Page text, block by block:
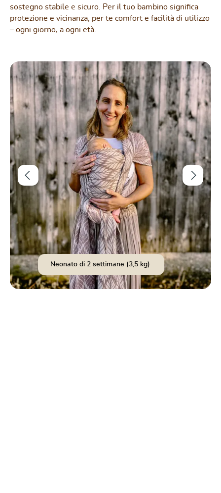
sostegno stabile e sicuro. Per il tuo bambino significa
protezione e vicinanza, per te comfort e facilità di utilizzo
– ogni giorno, a ogni età.
Salta la galleria di immagini
Neonato di 2 settimane (3,5 kg)